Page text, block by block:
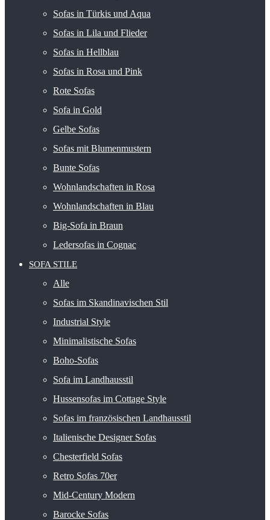
Sofas in Türkis und Aqua
Sofas in Lila und Flieder
Sofas in Hellblau
Sofas in Rosa und Pink
Rote Sofas
Sofa in Gold
Gelbe Sofas
Sofas mit Blumenmustern
Bunte Sofas
Wohnlandschaften in Rosa
Wohnlandschaften in Blau
Big-Sofa in Braun
Ledersofas in Cognac
SOFA STILE
Alle
Sofas im Skandinavischen Stil
Industrial Style
Minimalistische Sofas
Boho-Sofas
Sofa im Landhausstil
Hussensofas im Cottage Style
Sofas im französischen Landhausstil
Italienische Designer Sofas
Chesterfield Sofas
Retro Sofas 70er
Mid-Century Modern
Barocke Sofas